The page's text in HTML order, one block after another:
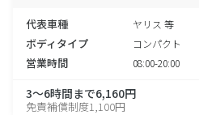
代表車種 ヤリス 等
ボディタイプ コンパクト
営業時間 08:00-20:00
3～6時間まで6,160円
免責補償制度1,100円